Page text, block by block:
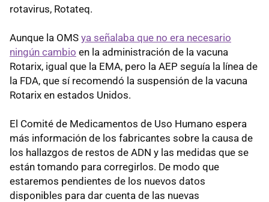
rotavirus, Rotateq.
Aunque la OMS ya señalaba que no era necesario
ningún cambio en la administración de la vacuna
Rotarix, igual que la EMA, pero la AEP seguía la línea de
la FDA, que sí recomendó la suspensión de la vacuna
Rotarix en estados Unidos.
El Comité de Medicamentos de Uso Humano espera
más información de los fabricantes sobre la causa de
los hallazgos de restos de ADN y las medidas que se
están tomando para corregirlos. De modo que
estaremos pendientes de los nuevos datos
disponibles para dar cuenta de las nuevas